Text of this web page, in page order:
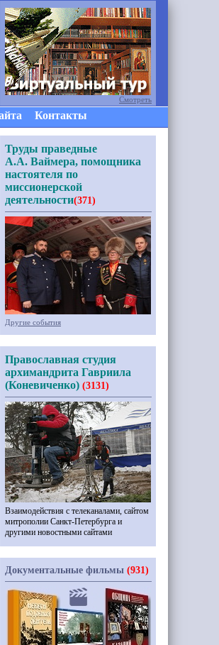
Контакты
Смотреть
Труды праведные
А.А. Ваймера, помощника
настоятеля по
миссионерской
деятельности(371)
Другие события
Православная студия
архимандрита Гавриила
(Коневиченко) (3131)
Взаимодействия с телеканалами, сайтом
митрополии Санкт-Петербурга и
другими новостными сайтами
Документальные фильмы (931)